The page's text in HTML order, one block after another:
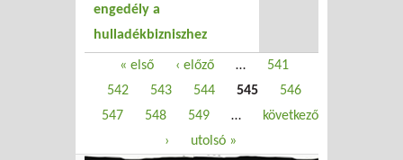
engedély a
hulladékbizniszhez
Oldalak« első ‹ előző …
541
542
543 544 545
546
547
548 549 …
következő
›
utolsó »